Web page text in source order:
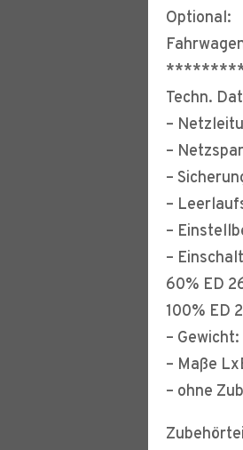
Optional:
Techn.
–
–
–
–
–
–
60% ED
100% ED
– Gewicht:
– Maße
– ohne